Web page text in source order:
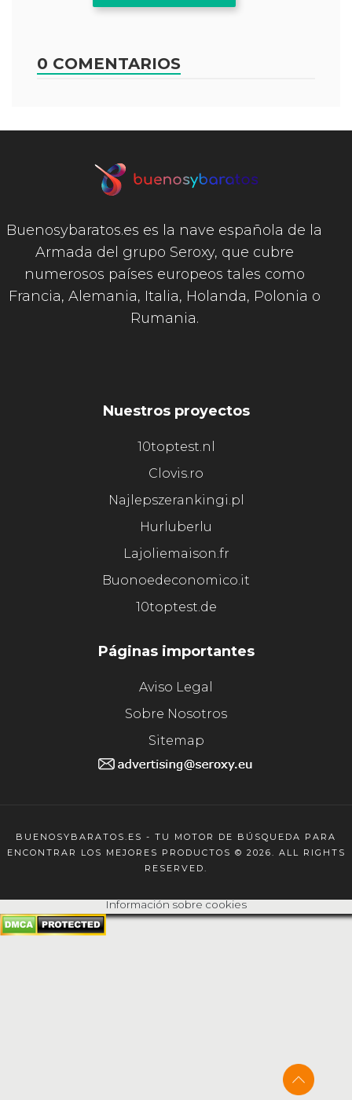
0 COMENTARIOS
Buenosybaratos.es es la nave española de la
Armada del grupo Seroxy, que cubre
numerosos países europeos tales como
Francia, Alemania, Italia, Holanda, Polonia o
Rumania.
Nuestros proyectos
10toptest.nl
Clovis.ro
Najlepszerankingi.pl
Hurluberlu
Lajoliemaison.fr
Buonoedeconomico.it
10toptest.de
Páginas importantes
Aviso Legal
Sobre Nosotros
Sitemap
BUENOSYBARATOS.ES - TU MOTOR DE BÚSQUEDA PARA
ENCONTRAR LOS MEJORES PRODUCTOS © 2026. ALL RIGHTS
RESERVED.
Información sobre cookies